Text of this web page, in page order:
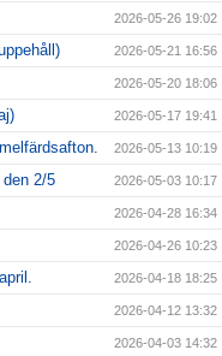
2026-05-26 19:02
2026-05-21 16:56
2026-05-20 18:06
2026-05-17 19:41
2026-05-13 10:19
2/5 2026-05-03 10:17
2026-04-28 16:34
2026-04-26 10:23
2026-04-18 18:25
2026-04-12 13:32
2026-04-03 14:32